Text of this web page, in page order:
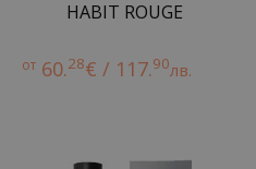
HABIT ROUGE
от 60.28€ / 117.90лв.